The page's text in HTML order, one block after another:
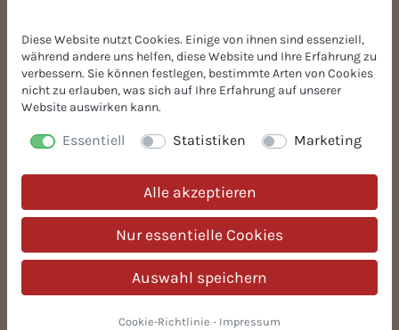
Traubensaftkonzentrat
gemahlen
Diese Website nutzt Cookies. Einige von ihnen sind essenziell,
während andere uns helfen, diese Website und Ihre Erfahrung zu
verbessern. Sie können festlegen, bestimmte Arten von Cookies
nicht zu erlauben, was sich auf Ihre Erfahrung auf unserer
Website auswirken kann.
Essentiell Statistiken Marketing
Alle akzeptieren
Nur essentielle Cookies
Auswahl speichern
Cookie-Richtlinie · Impressum